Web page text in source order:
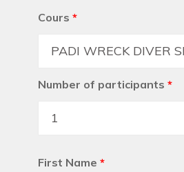
Cours *
Number of participants *
First Name *